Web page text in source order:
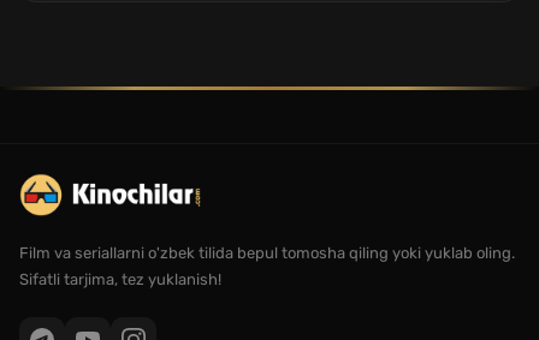
Film va seriallarni o'zbek tilida bepul tomosha qiling yoki yuklab oling.
Sifatli tarjima, tez yuklanish!